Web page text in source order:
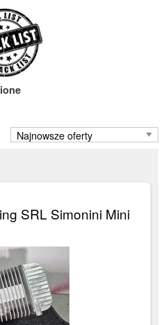
SRL Simonini Mini